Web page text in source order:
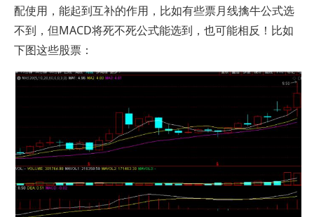
配使用，能起到互补的作用，比如有些票月线擒牛公式选
不到，但MACD将死不死公式能选到，也可能相反！比如
下图这些股票：